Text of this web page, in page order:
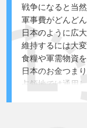
戦争になると当
軍事費がどんど
日本のように広
維持するには大
食糧や軍需物資
日本のお金つま
占領地では通用し
第一本国の通貨